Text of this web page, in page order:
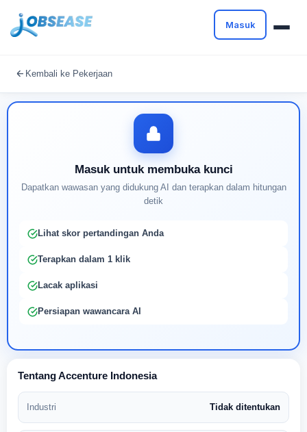
Masuk
Kembali ke Pekerjaan
Masuk untuk membuka kunci
Dapatkan wawasan yang didukung AI dan terapkan dalam hitungan
detik
Lihat skor pertandingan Anda
Terapkan dalam 1 klik
Lacak aplikasi
Persiapan wawancara AI
Tentang Accenture Indonesia
Industri Tidak ditentukan
Buat profil Anda untuk membuka kunci pencocokan